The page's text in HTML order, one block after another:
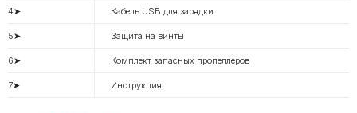
4➤ Кабель USB для зарядки
5➤ Защита на винты
6➤ Комплект запасных пропеллеров
7➤ Инструкция